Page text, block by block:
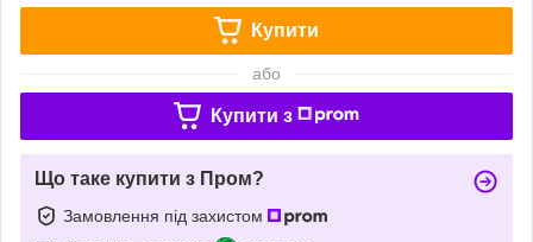
Купити
або
Купити з
Що таке купити з Пром?
Замовлення під захистом